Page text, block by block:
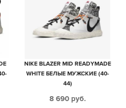
NIKE BLAZER MID READYMADE
WHITE БЕЛЫЕ МУЖСКИЕ (40-
44)
8 690 руб.